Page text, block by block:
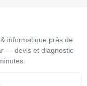
informatique près de
— devis et diagnostic